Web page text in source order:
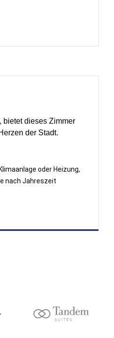
bietet dieses Zimmer
der Stadt.
Klimaanlage oder Heizung,
nach Jahreszeit